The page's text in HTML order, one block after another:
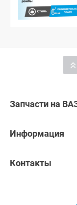
Запчасти на
Информация
Контакты